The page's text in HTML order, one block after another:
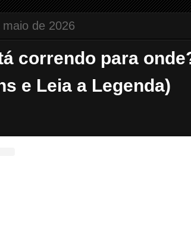
de 2026
correndo para
e Leia a Legenda)